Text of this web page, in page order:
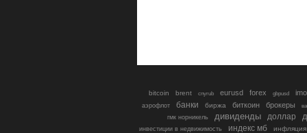
bitcoin brent cnyrub eurusd forex gbpusd
аэрофлот банки биржа биткоин брокеры
гмк норникель
дивиденды доллар
инвестиции в недвижимость индекс мб
инфляция